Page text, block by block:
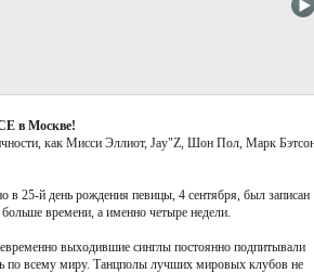
в Москве!
как Мисси Эллиот, Jay"Z, Шон Пол, Марк
в 25-й день рождения певицы, 4 сентября, был записан
времени, а именно четыре недели.
выходившие синглы постоянно подпитывали
по всему миру. Танцполы лучших мировых клубов не